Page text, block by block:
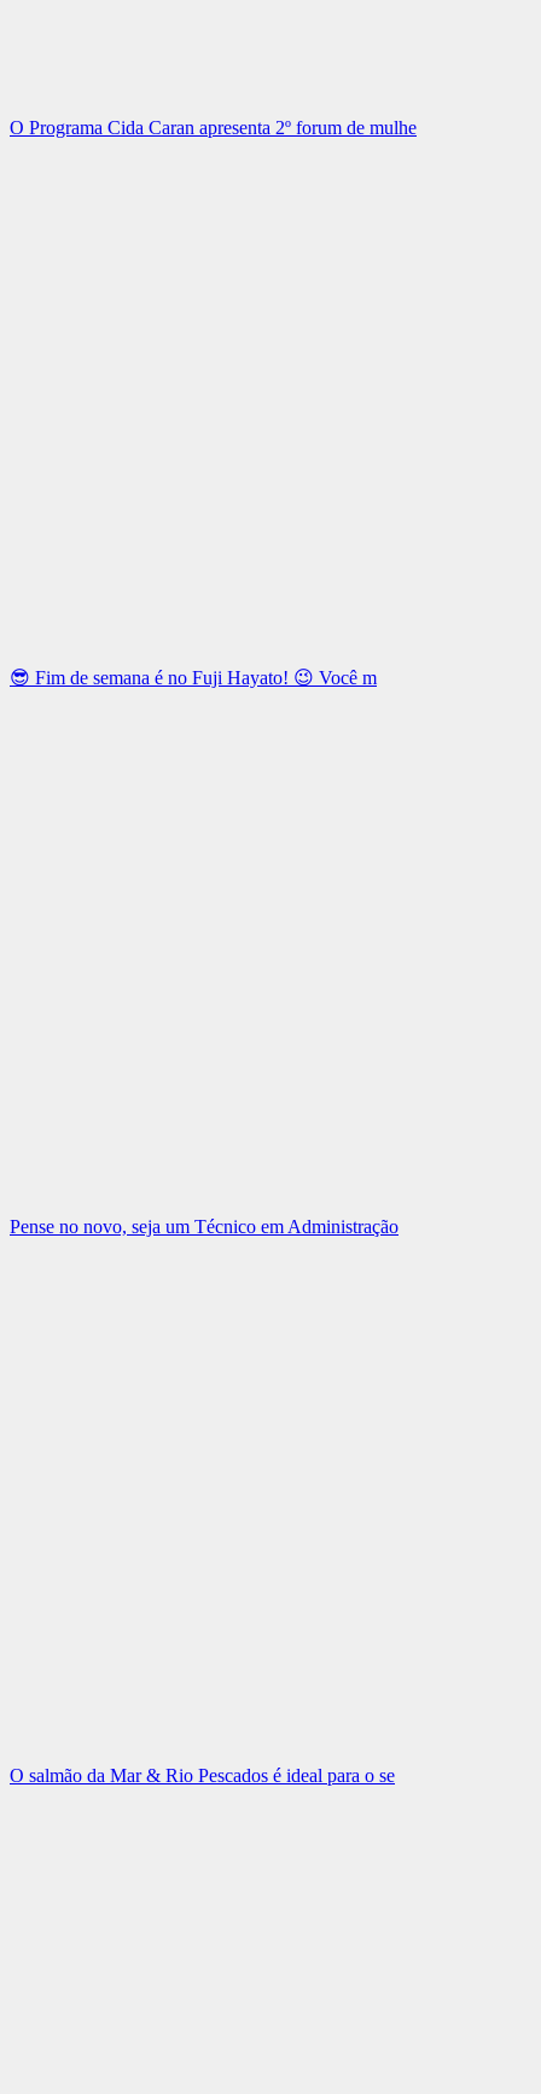
O Programa Cida Caran apresenta 2º forum de mulhe
😎 Fim de semana é no Fuji Hayato! 😉 Você m
Pense no novo, seja um Técnico em Administração
O salmão da Mar & Rio Pescados é ideal para o se